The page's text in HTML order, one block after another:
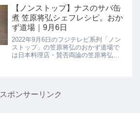
す。甘くてホクホクのカボチャに韓国
料理の甘辛炒め「豚チーズプルコギ...
【ノンストップ】ナスのサバ缶
煮 笠原将弘シェフレシピ。おか
ず道場｜9月6日
2022年9月6日のフジテレビ系列「ノン
ストップ」の笠原将弘のおかず道場で
は日本料理店・賛否両論の笠原将弘シ
スポンサーリンク